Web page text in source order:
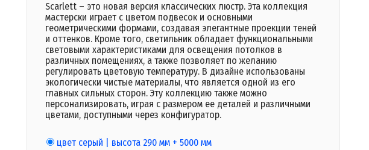
Scarlett – это новая версия классических люстр. Эта коллекция
мастерски играет с цветом подвесок и основными
геометрическими формами, создавая элегантные проекции теней
и оттенков. Кроме того, светильник обладает функциональными
световыми характеристиками для освещения потолков в
различных помещениях, а также позволяет по желанию
регулировать цветовую температуру. В дизайне использованы
экологически чистые материалы, что является одной из его
главных сильных сторон. Эту коллекцию также можно
персонализировать, играя с размером ее деталей и различными
цветами, доступными через конфигуратор.
цвет серый | высота 290 мм + 5000 мм